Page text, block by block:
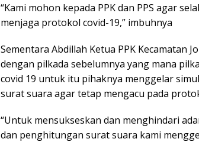
“Kami mohon kepada PPK dan PPS agar
menjaga protokol covid-19,” imbuhnya
Sementara Abdillah Ketua PPK Kecamatan
dengan pilkada sebelumnya yang mana
covid 19 untuk itu pihaknya menggelar
surat suara agar tetap mengacu pada
“Untuk mensukseskan dan menghindari
dan penghitungan surat suara kami